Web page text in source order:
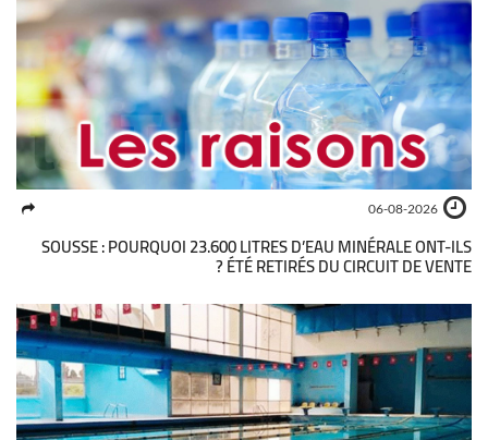
06-08-2026
SOUSSE : POURQUOI 23.600 LITRES D’EAU MINÉRALE ONT-ILS
ÉTÉ RETIRÉS DU CIRCUIT DE VENTE ?